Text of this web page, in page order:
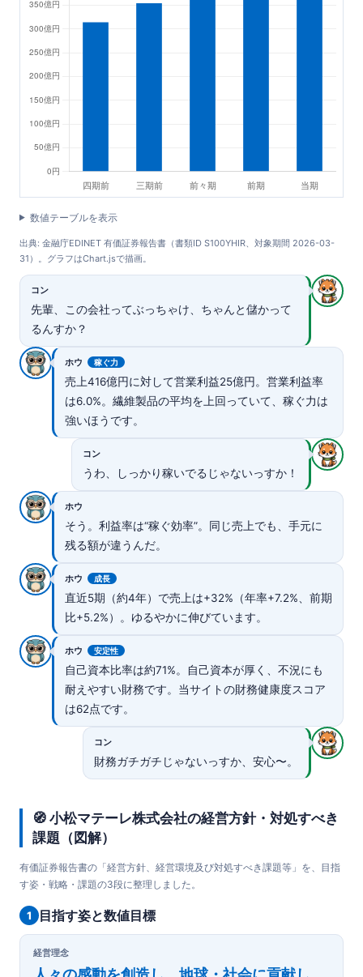
数値テーブルを表示
出典: 金融庁EDINET 有価証券報告書（書類ID S100YHIR、対象期間 2026-03-
31）。グラフはChart.jsで描画。
コン
先輩、この会社ってぶっちゃけ、ちゃんと儲かって
るんすか？
ホウ 稼ぐ力
売上416億円に対して営業利益25億円。営業利益率
は6.0%。繊維製品の平均を上回っていて、稼ぐ力は
強いほうです。
コン
うわ、しっかり稼いでるじゃないっすか！
ホウ
そう。利益率は“稼ぐ効率”。同じ売上でも、手元に
残る額が違うんだ。
ホウ 成長
直近5期（約4年）で売上は+32%（年率+7.2%、前期
比+5.2%）。ゆるやかに伸びています。
ホウ 安定性
自己資本比率は約71%。自己資本が厚く、不況にも
耐えやすい財務です。当サイトの財務健康度スコア
は62点です。
コン
財務ガチガチじゃないっすか、安心〜。
🧭 小松マテーレ株式会社の経営方針・対処すべき
課題（図解）
有価証券報告書の「経営方針、経営環境及び対処すべき課題等」を、目指
す姿・戦略・課題の3段に整理しました。
1 目指す姿と数値目標
経営理念